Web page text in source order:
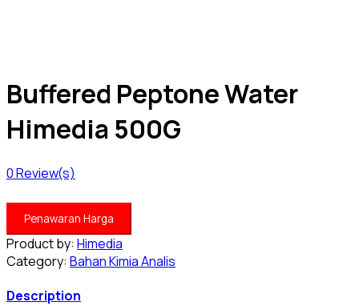
Buffered Peptone Water
Himedia 500G
0Review(s)
Penawaran Harga
Product by: Himedia
Category: Bahan Kimia Analis
Description